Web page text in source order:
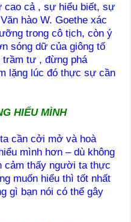
cao cả , sự hiểu biết, sự
hào W. Goethe xác
trong cô tịch, còn ý
sóng dữ của giông tố
tư , đừng phá
lặng lúc đó thực sự cần
HIỂU MÌNH
cần cởi mở và hoà
mình hơn – dù không
cảm thấy người ta thực
muốn hiểu thì tốt nhất
gì bạn nói có thể gây